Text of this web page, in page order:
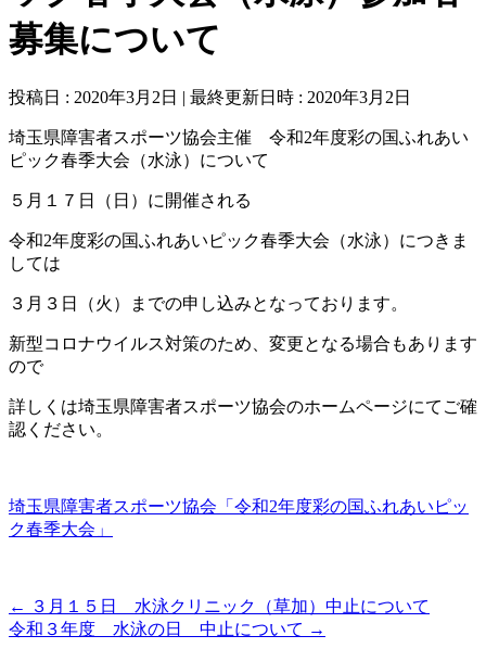
募集について
投稿日 : 2020年3月2日 最終更新日時 : 2020年3月2日
埼玉県障害者スポーツ協会主催 令和2年度彩の国ふれあい
ピック春季大会（水泳）について
５月１７日（日）に開催される
令和2年度彩の国ふれあいピック春季大会（水泳）につきま
しては
３月３日（火）までの申し込みとなっております。
新型コロナウイルス対策のため、変更となる場合もあります
ので
詳しくは埼玉県障害者スポーツ協会のホームページにてご確
認ください。
埼玉県障害者スポーツ協会「令和2年度彩の国ふれあいピッ
ク春季大会」
←
３月１５日 水泳クリニック（草加）中止について
令和３年度 水泳の日 中止について →